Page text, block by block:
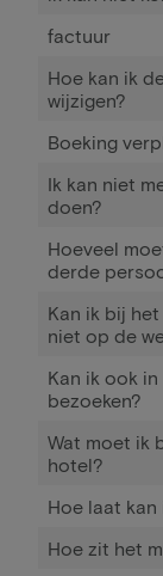
factuur
Hoe kan ik
wijzigen?
Boeking
Ik kan niet
doen?
Hoeveel
derde
Kan ik bij
niet op de
Kan ik ook
bezoeken?
Wat moet ik
hotel?
Hoe laat
Hoe zit het